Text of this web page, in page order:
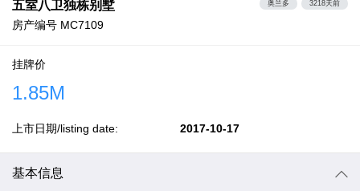
五室八卫独栋别墅
房产编号 MC7109
奥兰多 3218天前
挂牌价
1.85M
上市日期/listing date: 2017-10-17
基本信息